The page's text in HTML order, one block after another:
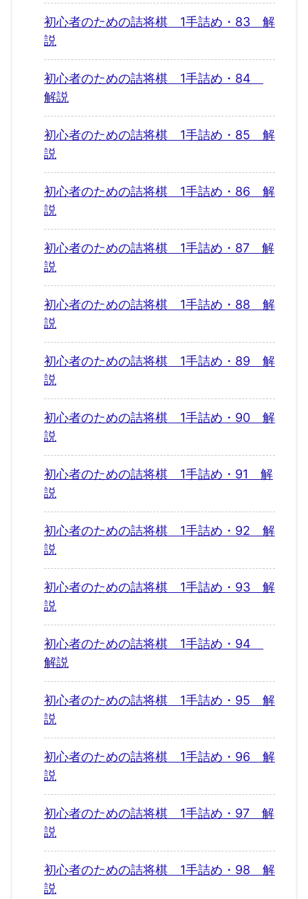
初心者のための詰将棋 1手詰め・83 解
説
初心者のための詰将棋 1手詰め・84
解説
初心者のための詰将棋 1手詰め・85 解
説
初心者のための詰将棋 1手詰め・86 解
説
初心者のための詰将棋 1手詰め・87 解
説
初心者のための詰将棋 1手詰め・88 解
説
初心者のための詰将棋 1手詰め・89 解
説
初心者のための詰将棋 1手詰め・90 解
説
初心者のための詰将棋 1手詰め・91 解
説
初心者のための詰将棋 1手詰め・92 解
説
初心者のための詰将棋 1手詰め・93 解
説
初心者のための詰将棋 1手詰め・94
解説
初心者のための詰将棋 1手詰め・95 解
説
初心者のための詰将棋 1手詰め・96 解
説
初心者のための詰将棋 1手詰め・97 解
説
初心者のための詰将棋 1手詰め・98 解
説